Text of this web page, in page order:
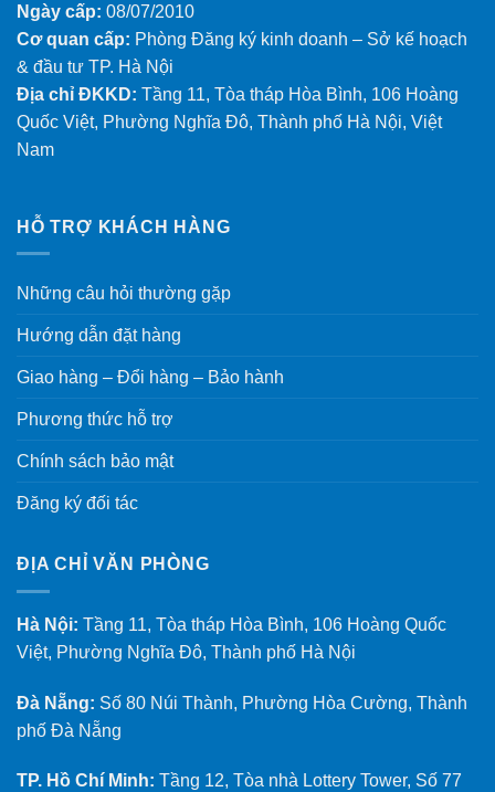
Ngày cấp: 08/07/2010
Cơ quan cấp: Phòng Đăng ký kinh doanh – Sở kế hoạch
& đầu tư TP. Hà Nội
Địa chỉ ĐKKD: Tầng 11, Tòa tháp Hòa Bình, 106 Hoàng
Quốc Việt, Phường Nghĩa Đô, Thành phố Hà Nội, Việt
Nam
HỖ TRỢ KHÁCH HÀNG
Những câu hỏi thường gặp
Hướng dẫn đặt hàng
Giao hàng – Đổi hàng – Bảo hành
Phương thức hỗ trợ
Chính sách bảo mật
Đăng ký đối tác
ĐỊA CHỈ VĂN PHÒNG
Hà Nội: Tầng 11, Tòa tháp Hòa Bình, 106 Hoàng Quốc
Việt, Phường Nghĩa Đô, Thành phố Hà Nội
Đà Nẵng: Số 80 Núi Thành, Phường Hòa Cường, Thành
phố Đà Nẵng
TP. Hồ Chí Minh: Tầng 12, Tòa nhà Lottery Tower, Số 77